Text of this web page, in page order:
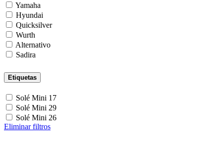
Yamaha
Hyundai
Quicksilver
Wurth
Alternativo
Sadira
Etiquetas
Solé Mini 17
Solé Mini 29
Solé Mini 26
Eliminar filtros